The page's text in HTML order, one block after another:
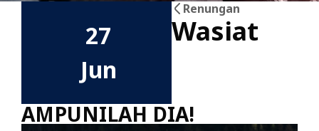
27
Jun
Renungan
Wasiat
AMPUNILAH DIA!